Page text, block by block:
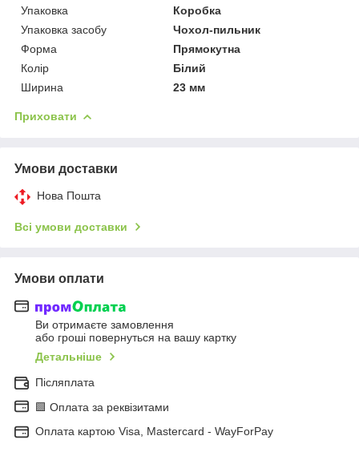
Упаковка
Коробка
Упаковка засобу
Чохол-пильник
Форма
Прямокутна
Колір
Білий
Ширина
23 мм
Приховати
Умови доставки
Нова Пошта
Всі умови доставки
Умови оплати
Ви отримаєте замовлення
або гроші повернуться на вашу картку
Детальніше
Післяплата
🟩 Оплата за реквізитами
Оплата картою Visa, Mastercard - WayForPay